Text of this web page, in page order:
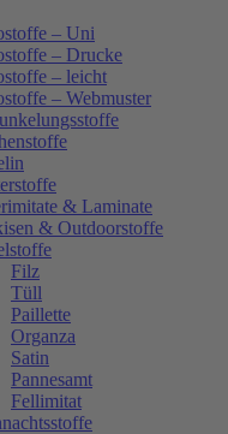
– Uni
– Drucke
– leicht
– Webmuster
& Laminate
& Outdoorstoffe
Filz
Tüll
Paillette
Organza
Satin
Pannesamt
Fellimitat